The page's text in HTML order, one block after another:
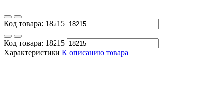
Код товара: 18215
Код товара: 18215
Характеристики К описанию товара